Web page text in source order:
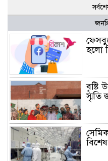
হলো
বৃষ্টি
স্মৃতি